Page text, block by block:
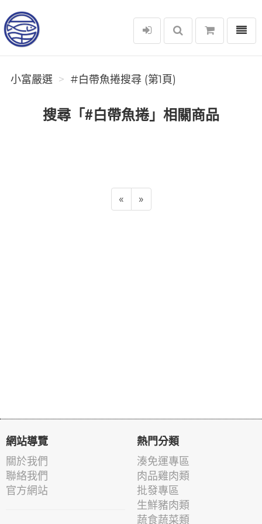
小富嚴選
選單
小富嚴選 #白帶魚捲搜尋 (第1頁)
搜尋「#白帶魚捲」相關商品
« »
網站導覽
關於我們
聯絡我們
官方網站
熱門分類
湊免運專區
肉品雞肉類
批發專區
生鮮豬肉類
蔬食蔬菜類